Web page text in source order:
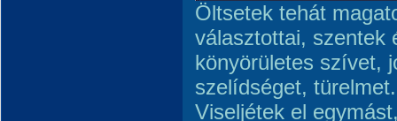
Öltsetek tehát
választottai, szentek
könyörületes szívet,
szelídséget, türelmet.
Viseljétek el